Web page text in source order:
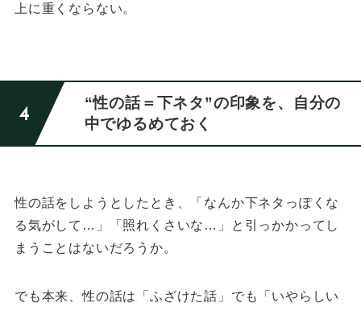
上に重くならない。
“性の話＝下ネタ”の印象を、自分の
中でゆるめておく
性の話をしようとしたとき、「なんか下ネタっぽくな
る気がして…」「照れくさいな…」と 引っかかってし
まうことはないだろうか。
でも本来、性の話は「ふざけた話」でも「いやらしい